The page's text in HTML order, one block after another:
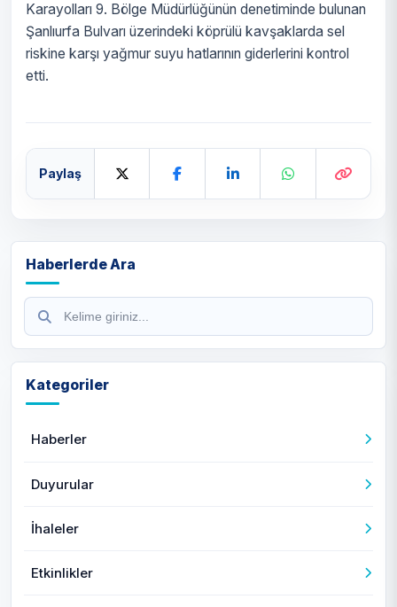
Haberlerde Ara
Kategoriler
Haberler
Duyurular
İhaleler
Etkinlikler
Karayolları 9. Bölge Müdürlüğünün denetiminde bulunan
Şanlıurfa Bulvarı üzerindeki köprülü kavşaklarda sel
riskine karşı yağmur suyu hatlarının giderlerini kontrol
etti.
Paylaş